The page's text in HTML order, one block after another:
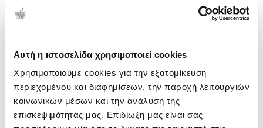
Αυτή η ιστοσελίδα χρησιμοποιεί cookies
Χρησιμοποιούμε cookies για την εξατομίκευση
περιεχομένου και διαφημίσεων, την παροχή λειτουργιών
κοινωνικών μέσων και την ανάλυση της
επισκεψιμότητάς μας. Επιδίωξη μας είναι σας
(0)
ΚΙΝΗΣΙΟΛΟΓΙΑ
ΜΥΙΚΕΣ ΕΞΕΤΑΣΕΙΣ ΚΑΙ
ΕΝΕΡΓΕΙΑΚΗ ΕΞΙΣΟΡΡΟΠΗΣΗ
ΓΙΑ ΚΑΛΥΤΕΡΗ ΥΓΕΙΑ ΚΑΙ ΕΥΕΞΙΑ
HOLDWAY ANN
Κωδ. Πολιτείας:0210-0118